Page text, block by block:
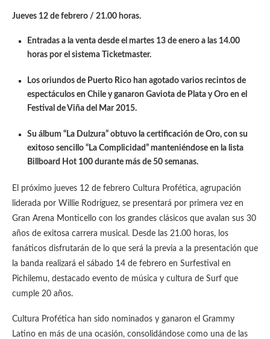
Jueves 12 de febrero / 21.00 horas.
Entradas a la venta desde el martes 13 de enero a las 14.00
horas por el sistema Ticketmaster.
Los oriundos de Puerto Rico han agotado varios recintos de
espectáculos en Chile y ganaron Gaviota de Plata y Oro en el
Festival de Viña del Mar 2015.
Su álbum “La Dulzura” obtuvo la certificación de Oro, con su
exitoso sencillo “La Complicidad” manteniéndose en la lista
Billboard Hot 100 durante más de 50 semanas.
El próximo jueves 12 de febrero Cultura Profética, agrupación
liderada por Willie Rodríguez, se presentará por primera vez en
Gran Arena Monticello con los grandes clásicos que avalan sus 30
años de exitosa carrera musical. Desde las 21.00 horas, los
fanáticos disfrutarán de lo que será la previa a la presentación que
la banda realizará el sábado 14 de febrero en Surfestival en
Pichilemu, destacado evento de música y cultura de Surf que
cumple 20 años.
Cultura Profética han sido nominados y ganaron el Grammy
Latino en más de una ocasión, consolidándose como una de las